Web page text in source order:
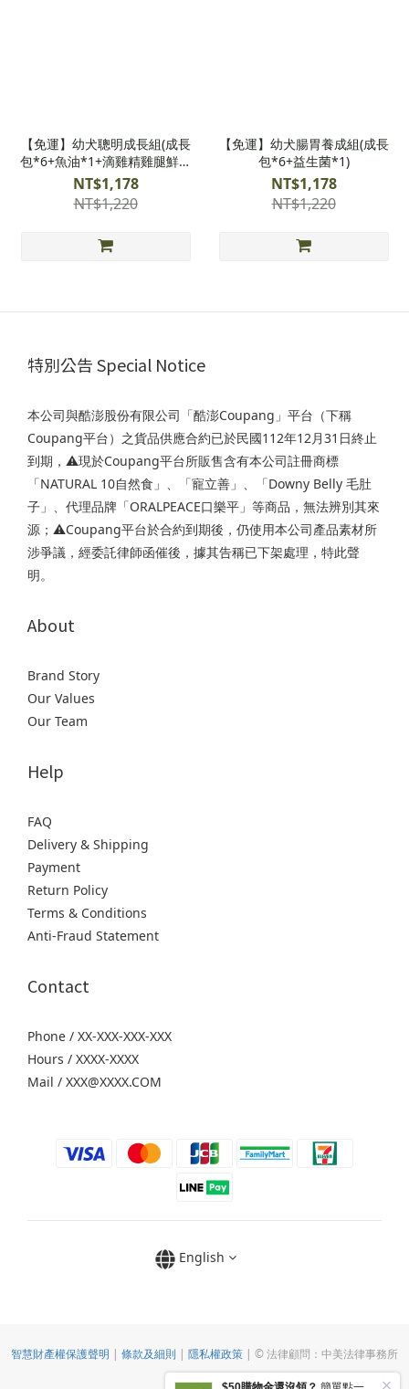
【免運】幼犬聰明成長組(成長
包*6+魚油*1+滴雞精雞腿鮮食
包*1)
NT$1,178
NT$1,220
【免運】幼犬腸胃養成組(成長
包*6+益生菌*1)
NT$1,178
NT$1,220
特別公告 Special Notice
本公司與酷澎股份有限公司「酷澎Coupang」平台（下稱
Coupang平台）之貨品供應合約已於民國112年12月31日終止
到期，⚠️現於Coupang平台所販售含有本公司註冊商標
「NATURAL 10自然食」、「寵立善」、「Downy Belly 毛肚
子」、代理品牌「ORALPEACE口樂平」等商品，無法辨別其來
源；⚠️Coupang平台於合約到期後，仍使用本公司產品素材所
涉爭議，經委託律師函催後，據其告稱已下架處理，特此聲
明。
About
Brand Story
Our Values
Our Team
Help
FAQ
Delivery & Shipping
Payment
Return Policy
Terms & Conditions
Anti-Fraud Statement
Contact
Phone / XX-XXX-XXX-XXX
Hours / XXXX-XXXX
Mail / XXX@XXXX.COM
English
智慧財產權保護聲明 | 條款及細則 | 隱私權政策 | © 法律顧問：中美法律事務所